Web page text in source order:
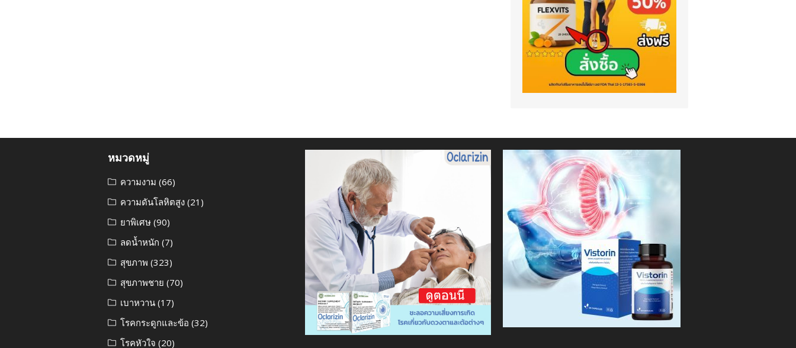
หมวดหมู่
ความงาม (66)
ความดันโลหิตสูง (21)
ยาพิเศษ (90)
ลดน้ำหนัก (7)
สุขภาพ (323)
สุขภาพชาย (70)
เบาหวาน (17)
โรคกระดูกและข้อ (32)
โรคหัวใจ (20)